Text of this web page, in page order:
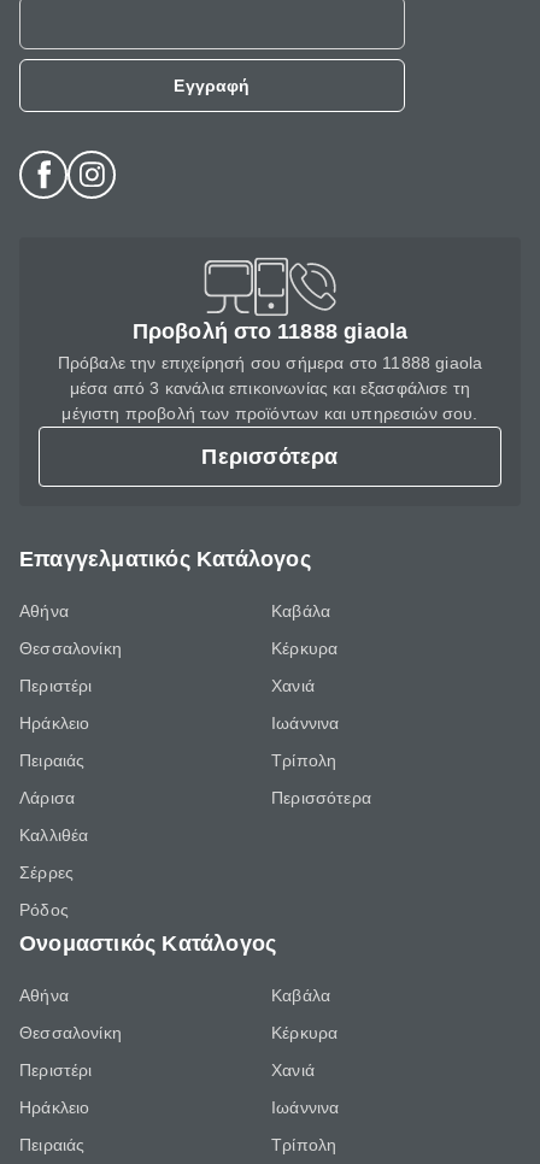
Εγγραφή
Προβολή στο 11888 giaola
Πρόβαλε την επιχείρησή σου σήμερα στο 11888 giaola
μέσα από 3 κανάλια επικοινωνίας και εξασφάλισε τη
μέγιστη προβολή των προϊόντων και υπηρεσιών σου.
Περισσότερα
Επαγγελματικός Κατάλογος
Αθήνα
Θεσσαλονίκη
Περιστέρι
Ηράκλειο
Πειραιάς
Λάρισα
Καλλιθέα
Σέρρες
Ρόδος
Καβάλα
Κέρκυρα
Χανιά
Ιωάννινα
Τρίπολη
Περισσότερα
Ονομαστικός Κατάλογος
Αθήνα
Θεσσαλονίκη
Περιστέρι
Ηράκλειο
Πειραιάς
Καβάλα
Κέρκυρα
Χανιά
Ιωάννινα
Τρίπολη